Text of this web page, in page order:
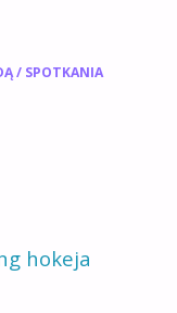
/ SPOTKANIA
hokeja